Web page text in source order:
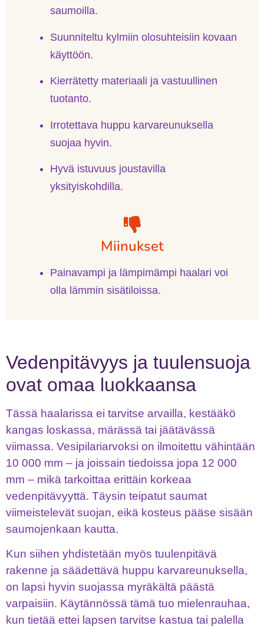
saumoilla.
Suunniteltu kylmiin olosuhteisiin kovaan
käyttöön.
Kierrätetty materiaali ja vastuullinen
tuotanto.
Irrotettava huppu karvareunuksella
suojaa hyvin.
Hyvä istuvuus joustavilla
yksityiskohdilla.
Miinukset
Painavampi ja lämpimämpi haalari voi
olla lämmin sisätiloissa.
Vedenpitävyys ja tuulensuoja
ovat omaa luokkaansa
Tässä haalarissa ei tarvitse arvailla, kestääkö
kangas loskassa, märässä tai jäätävässä
viimassa. Vesipilariarvoksi on ilmoitettu vähintään
10 000 mm – ja joissain tiedoissa jopa 12 000
mm – mikä tarkoittaa erittäin korkeaa
vedenpitävyyttä. Täysin teipatut saumat
viimeistelevät suojan, eikä kosteus pääse sisään
saumojenkaan kautta.
Kun siihen yhdistetään myös tuulenpitävä
rakenne ja säädettävä huppu karvareunuksella,
on lapsi hyvin suojassa myräkältä päästä
varpaisiin. Käytännössä tämä tuo mielenrauhaa,
kun tietää ettei lapsen tarvitse kastua tai palella